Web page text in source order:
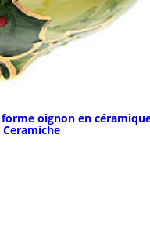
oignon en